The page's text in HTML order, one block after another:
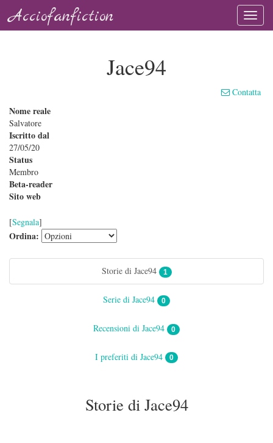
Acciofanfiction
Jace94
Contatta
Nome reale
Salvatore
Iscritto dal
27/05/20
Status
Membro
Beta-reader
Sito web
[Segnala]
Ordina:
Storie di Jace94 1
Serie di Jace94 0
Recensioni di Jace94 0
I preferiti di Jace94 0
Storie di Jace94